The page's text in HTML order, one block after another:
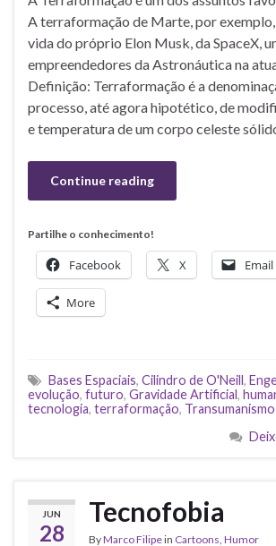
A terraformação de Marte, por
vida do próprio Elon Musk, da SpaceX,
empreendedores da Astronáutica na
Definição: Terraformação é a
processo, até agora hipotético, de
e temperatura de um corpo celeste
Continue reading
Partilhe o conhecimento!
Facebook X Email
More
Bases Espaciais, Cilindro de O'Neill,
evolução, futuro, Gravidade Artificial,
tecnologia, terraformação, Transumanismo
JUN
28
Tecnofobia
ByMarco Filipein Cartoons, Humor